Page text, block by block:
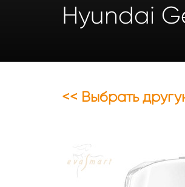
Hyundai
<< Выбрать